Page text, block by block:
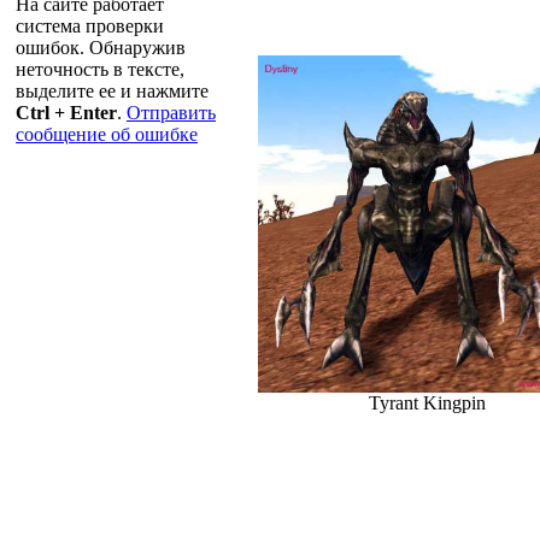
На сайте работает
система проверки
ошибок. Обнаружив
неточность в тексте,
выделите ее и нажмите
Ctrl + Enter. Отправить
сообщение об ошибке
Tyrant Kingpin